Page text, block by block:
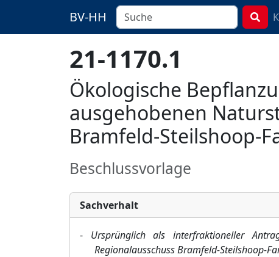
BV-HH
21-1170.1
Ökologische
ausgehobenen
Bramfeld-Steilshoop-
Beschlussvorlage
Sachverhalt
-
Ursprünglich als interfraktioneller
Regionalausschuss Bramfeld-Steilshoop-